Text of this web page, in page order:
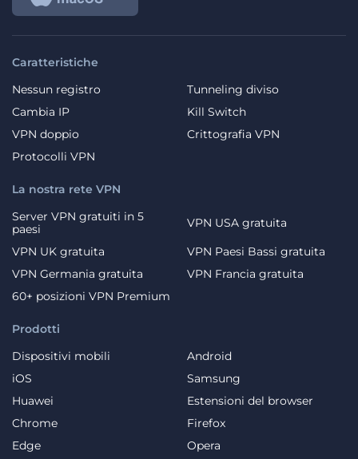
Caratteristiche
Nessun registro
Tunneling diviso
Cambia IP
Kill Switch
VPN doppio
Crittografia VPN
Protocolli VPN
Prodotti
Dispositivi mobili
Android
iOS
Samsung
Huawei
Estensioni del browser
Chrome
Firefox
Edge
Opera
La nostra rete VPN
Server VPN gratuiti in 5
paesi
VPN USA gratuita
VPN UK gratuita
VPN Paesi Bassi gratuita
VPN Germania gratuita
VPN Francia gratuita
60+ posizioni VPN Premium